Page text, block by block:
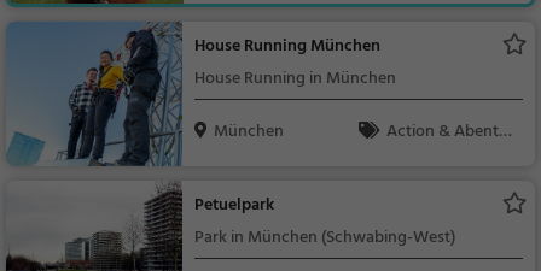
House Running München
House Running in München
München
Action & Abente
Petuelpark
Park in München (Schwabing-West)